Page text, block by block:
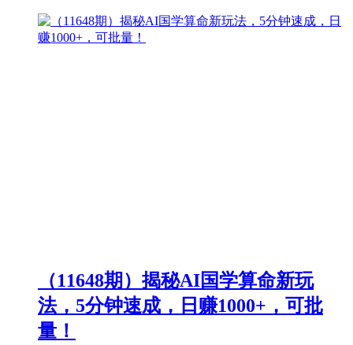
（11648期）揭秘AI国学算命新玩
法，5分钟速成，日赚1000+，可批
量！